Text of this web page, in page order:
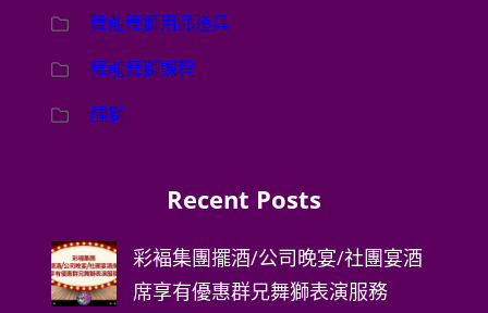
舞龍舞獅用品道具
舞龍舞獅課程
醒獅
Recent Posts
彩褔集團擺酒/公司晚宴/社團宴酒
席享有優惠群兄舞獅表演服務